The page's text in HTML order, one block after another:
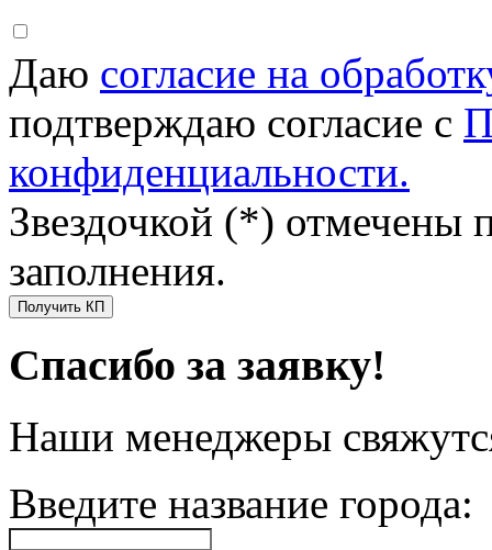
Даю согласие на
подтверждаю согласие с
конфиденциальности.
Звездочкой (*) отмечены
заполнения.
Получить КП
Спасибо за заявку!
Наши менеджеры
Введите название города: